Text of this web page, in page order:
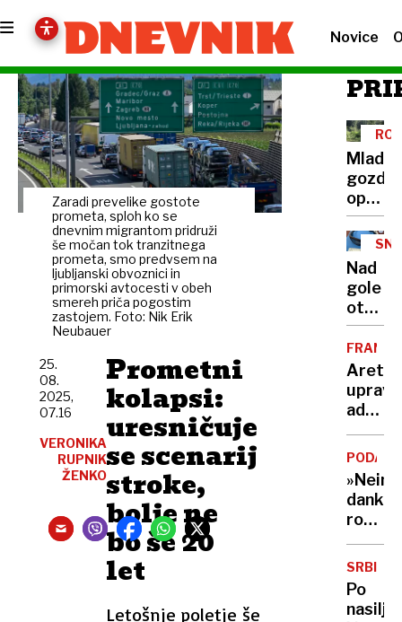
Novice
Zaradi prevelike gostote
prometa, sploh ko se
dnevnim migrantom pridruži
še močan tok tranzitnega
prometa, smo predvsem na
ljubljanski obvoznici in
primorski avtocesti v obeh
smereh priča pogostim
zastojem. Foto: Nik Erik
Neubauer
Prometni
kolapsi:
uresničuje
se scenarij
stroke,
bolje ne
bo še 20
let
Letošnje poletje še
25.
08.
2025,
07.16
VERONIKA
RUPNIK
ŽENKO
PO
Mladi
gozd
skoraj
vse
kot
odrasli
Nad
gole
otroke
s
pisali,
in
parka,
ker
ni
dovolil
vstopa
»Nein,
rodil
se je
novi
nemški
turist,
ki
SRBIJA
Po
nasilju